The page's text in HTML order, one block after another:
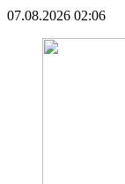
07.08.2026 02:06